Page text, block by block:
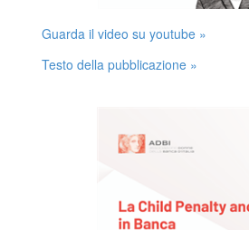
Guarda il video su youtube »
Testo della pubblicazione »